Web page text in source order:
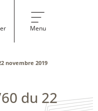
Menu
novembre 2019
du 22